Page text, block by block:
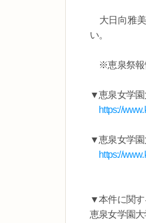
大日向雅美
い。
※恵泉祭報
▼恵泉女学園
https://
▼恵泉女学園
https://
▼本件に関す
恵泉女学園